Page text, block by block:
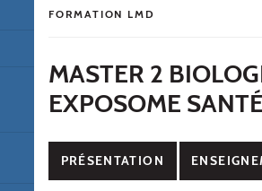
FORMATION LMD
MASTER 2
EXPOSOME SANTÉ
PRÉSENTATION